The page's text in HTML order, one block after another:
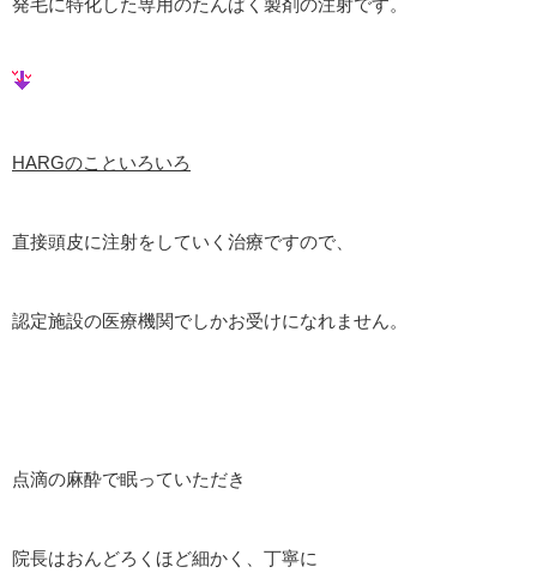
HARGのこといろいろ
直接頭皮に注射をしていく治療ですので、
認定施設の医療機関でしかお受けになれません。
点滴の麻酔で眠っていただき
院長はおんどろくほど細かく、丁寧に